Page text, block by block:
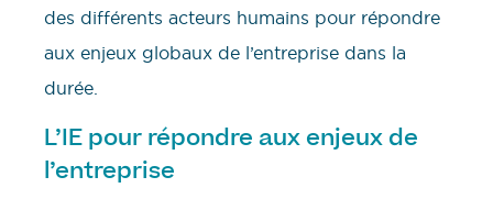
des différents acteurs humains pour répondre
aux enjeux globaux de l’entreprise dans la
durée.
L’IE pour répondre aux enjeux de
l’entreprise